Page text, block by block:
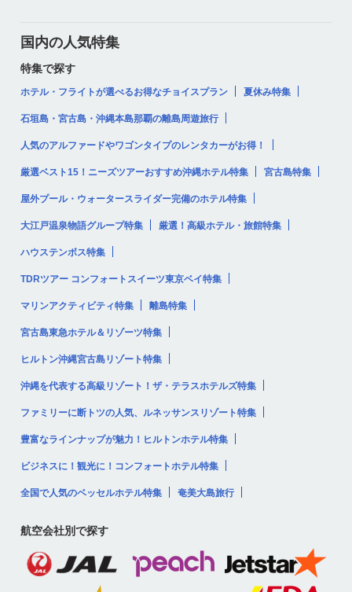
国内の人気特集
特集で探す
ホテル・フライトが選べるお得なチョイスプラン 夏休み特集
石垣島・宮古島・沖縄本島那覇の離島周遊旅行
人気のアルファードやワゴンタイプのレンタカーがお得！
厳選ベスト15！ニーズツアーおすすめ沖縄ホテル特集 宮古島特集
屋外プール・ウォータースライダー完備のホテル特集
大江戸温泉物語グループ特集 厳選！高級ホテル・旅館特集
ハウステンボス特集
TDRツアー コンフォートスイーツ東京ベイ特集
マリンアクティビティ特集 離島特集
宮古島東急ホテル＆リゾーツ特集
ヒルトン沖縄宮古島リゾート特集
沖縄を代表する高級リゾート！ザ・テラスホテルズ特集
ファミリーに断トツの人気、ルネッサンスリゾート特集
豊富なラインナップが魅力！ヒルトンホテル特集
ビジネスに！観光に！コンフォートホテル特集
全国で人気のベッセルホテル特集 奄美大島旅行
航空会社別で探す